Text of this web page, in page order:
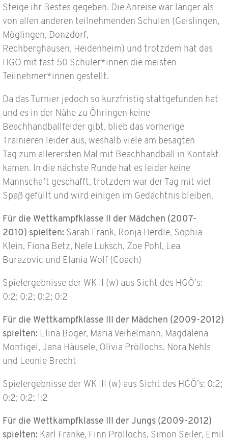
Steige ihr Bestes gegeben. Die Anreise war länger als
von allen anderen teilnehmenden Schulen (Geislingen,
Möglingen, Donzdorf,
Rechberghausen, Heidenheim) und trotzdem hat das
HGÖ mit fast 50 Schüler*innen die meisten
Teilnehmer*innen gestellt.
Da das Turnier jedoch so kurzfristig stattgefunden hat
und es in der Nähe zu Öhringen keine
Beachhandballfelder gibt, blieb das vorherige
Trainieren leider aus, weshalb viele am besagten
Tag zum allerersten Mal mit Beachhandball in Kontakt
kamen. In die nächste Runde hat es leider keine
Mannschaft geschafft, trotzdem war der Tag mit viel
Spaß gefüllt und wird einigen im Gedächtnis bleiben.
Für die Wettkampfklasse II der Mädchen (2007-
2010) spielten: Sarah Frank, Ronja Herdle, Sophia
Klein, Fiona Betz, Nele Luksch, Zoe Pohl, Lea
Burazovic und Elania Wolf (Coach)
Spielergebnisse der WK II (w) aus Sicht des HGÖ’s:
0:2; 0:2; 0:2; 0:2
Für die Wettkampfklasse III der Mädchen (2009-2012)
spielten: Elina Boger, Maria Veihelmann, Magdalena
Montigel, Jana Häusele, Olivia Pröllochs, Nora Nehls
und Leonie Brecht
Spielergebnisse der WK III (w) aus Sicht des HGÖ’s: 0:2;
0:2; 0:2; 1:2
Für die Wettkampfklasse III der Jungs (2009-2012)
spielten: Karl Franke, Finn Pröllochs, Simon Seiler, Emil